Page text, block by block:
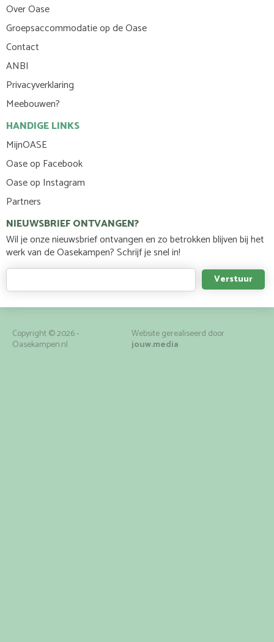
Over Oase
Groepsaccommodatie op de Oase
Contact
ANBI
Privacyverklaring
Meebouwen?
HANDIGE LINKS
MijnOASE
Oase op Facebook
Oase op Instagram
Partners
NIEUWSBRIEF ONTVANGEN?
Wil je onze nieuwsbrief ontvangen en zo betrokken blijven bij het
werk van de Oasekampen? Schrijf je snel in!
Copyright © 2026 -
Oasekampen.nl
Website gerealiseerd door
jouw.media